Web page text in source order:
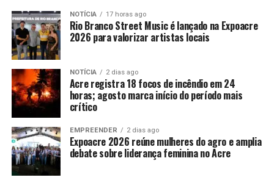
NOTÍCIA 17 horas ago
Rio Branco Street Music é lançado na Expoacre
2026 para valorizar artistas locais
NOTÍCIA 2 dias ago
Acre registra 18 focos de incêndio em 24
horas; agosto marca início do período mais
crítico
EMPREENDER 2 dias ago
Expoacre 2026 reúne mulheres do agro e amplia
debate sobre liderança feminina no Acre